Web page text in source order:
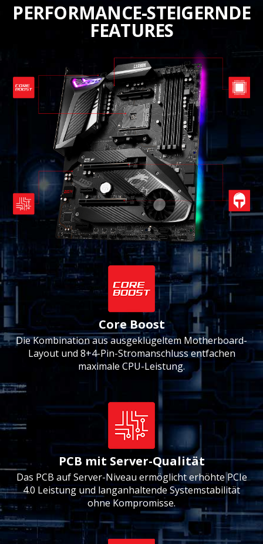
PERFORMANCE-STEIGERNDE
FEATURES
Core Boost
Die Kombination aus ausgeklügeltem Motherboard-
Layout und 8+4-Pin-Stromanschluss entfachen
maximale CPU-Leistung.
PCB mit Server-Qualität
Das PCB auf Server-Niveau ermöglicht erhöhte PCIe
4.0 Leistung und langanhaltende Systemstabilität
ohne Kompromisse.